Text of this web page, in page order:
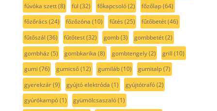
fúvóka szett(8) fül (32) főkapcsoló(2) főzőlap(64)
főzőrács (24) főzőzóna (10) fűtés (25) fűtőbetét(46)
fűtőszál (36) fűtőtest(32) gomb(3) gombbetét(2)
gombház (5) gombkarika (8) gombtengely(2) grill (10)
gumi (76) gumicső(12) gumiláb(10) gumitalp(7)
gyerekzár(9) gyújtó elektróda (1) gyújtótrafó(2)
gyúrókampó(1) gyümölcsaszaló(1)